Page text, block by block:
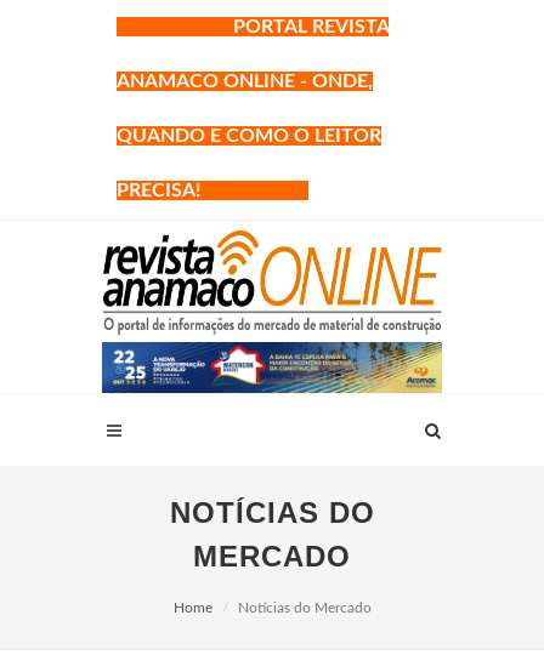
PORTAL REVISTA
ANAMACO ONLINE - ONDE,
QUANDO E COMO O LEITOR
PRECISA!
NOTÍCIAS DO
MERCADO
Home Notícias do Mercado